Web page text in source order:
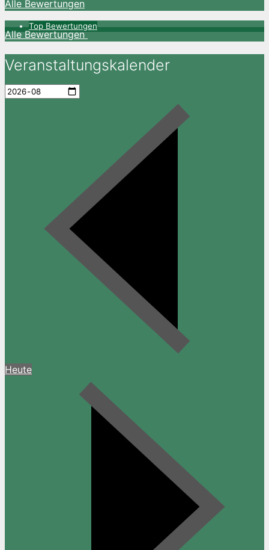
Alle Bewertungen
Top Bewertungen
Alle Bewertungen
Veranstaltungskalender
Heute